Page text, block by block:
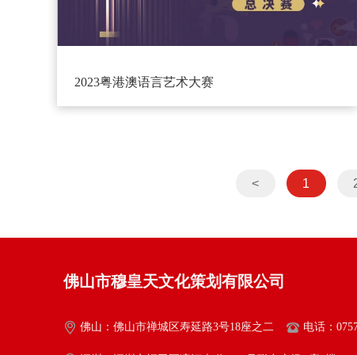
2023粤港澳语言艺术大赛
< 1
佛山市穆皇天文化策划有限公司
佛山：佛山市禅城区寿延路3号18座之二 电话：